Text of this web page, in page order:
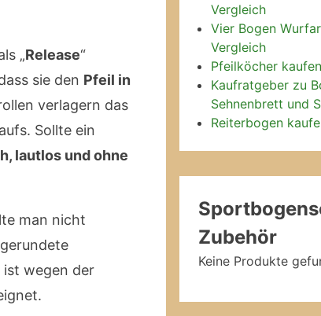
„Release“
sie den Pfeil in
verlagern das
Sollte ein
lautlos und ohne
man nicht
wegen der
Vergleich
Vier Bogen
Vergleich
Pfeilköcher kaufen
Kaufratgeber zu
Sehnenbrett und
Reiterbogen
Zubehör
Keine Produkte